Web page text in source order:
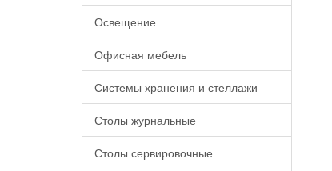
Освещение
Офисная мебель
Системы хранения и стеллажи
Столы журнальные
Столы сервировочные